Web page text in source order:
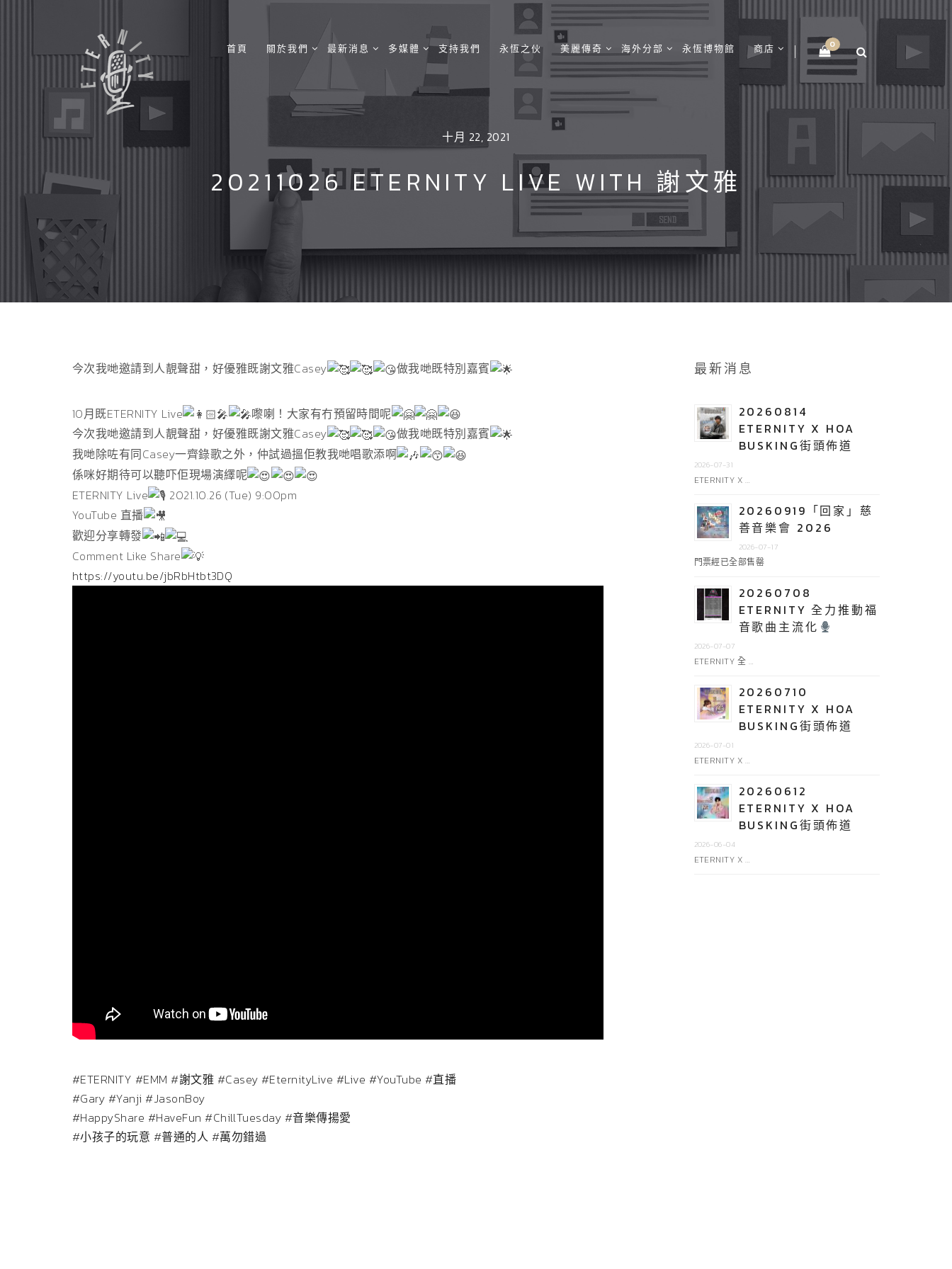
首頁 關於我們 最新消息 多媒體 支持我們 永恆之伙 美麗傳奇 海外分部 永恆博物館 商店 0
十月 22, 2021
20211026 ETERNITY LIVE WITH 謝文雅
今次我哋邀請到人靚聲甜，好優雅既謝文雅Casey 做我哋既特別嘉賓
10月既ETERNITY Live
嚟喇！大家有冇預留時間呢
今次我哋邀請到人靚聲甜，好優雅既謝文雅Casey
做我哋既特別嘉賓
我哋除咗有同Casey一齊錄歌之外，仲試過搵佢教我哋唱歌添啊
係咪好期待可以聽吓佢現場演繹呢
ETERNITY Live
2021.10.26 (Tue) 9:00pm
YouTube 直播
歡迎分享轉發
Comment Like Share
https://youtu.be/jbRbHtbt3DQ
#ETERNITY #EMM #謝文雅 #Casey #EternityLive #Live #YouTube #直播
#Gary #Yanji #JasonBoy
#HappyShare #HaveFun #ChillTuesday #音樂傳揚愛
#小孩子的玩意 #普通的人 #萬勿錯過
最新消息
20260814
ETERNITY X HOA
BUSKING街頭佈道
2026-07-31
ETERNITY X …
20260919「回家」慈
善音樂會 2026
2026-07-17
門票經已全部售罄
20260708
ETERNITY 全力推動福
音歌曲主流化
2026-07-07
ETERNITY 全 …
20260710
ETERNITY X HOA
BUSKING街頭佈道
2026-07-01
ETERNITY X …
20260612
ETERNITY X HOA
BUSKING街頭佈道
2026-06-04
ETERNITY X …